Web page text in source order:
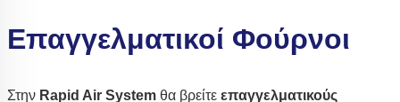
Επαγγελματικοί Φούρνοι
Στην Rapid Air System θα βρείτε επαγγελματικούς